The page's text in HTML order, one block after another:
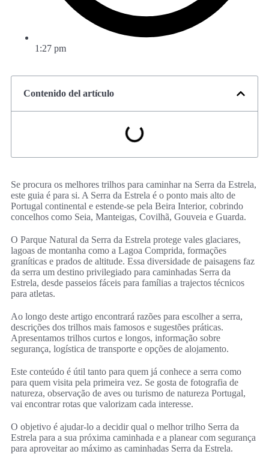
1:27 pm
Contenido del artículo
Se procura os melhores trilhos para caminhar na Serra da Estrela,
este guia é para si. A Serra da Estrela é o ponto mais alto de
Portugal continental e estende-se pela Beira Interior, cobrindo
concelhos como Seia, Manteigas, Covilhã, Gouveia e Guarda.
O Parque Natural da Serra da Estrela protege vales glaciares,
lagoas de montanha como a Lagoa Comprida, formações
graníticas e prados de altitude. Essa diversidade de paisagens faz
da serra um destino privilegiado para caminhadas Serra da
Estrela, desde passeios fáceis para famílias a trajectos técnicos
para atletas.
Ao longo deste artigo encontrará razões para escolher a serra,
descrições dos trilhos mais famosos e sugestões práticas.
Apresentamos trilhos curtos e longos, informação sobre
segurança, logística de transporte e opções de alojamento.
Este conteúdo é útil tanto para quem já conhece a serra como
para quem visita pela primeira vez. Se gosta de fotografia de
natureza, observação de aves ou turismo de natureza Portugal,
vai encontrar rotas que valorizam cada interesse.
O objetivo é ajudar‑lo a decidir qual o melhor trilho Serra da
Estrela para a sua próxima caminhada e a planear com segurança
para aproveitar ao máximo as caminhadas Serra da Estrela.